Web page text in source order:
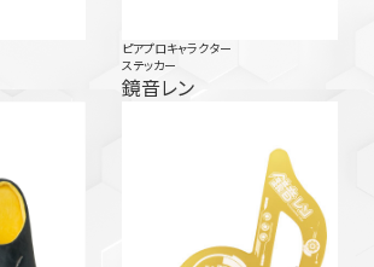
ピアプロキャラクター
ステッカー
鏡音レン